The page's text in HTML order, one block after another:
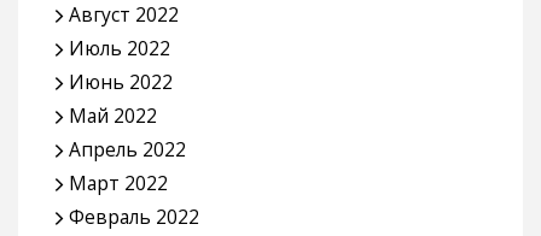
Август 2022
Июль 2022
Июнь 2022
Май 2022
Апрель 2022
Март 2022
Февраль 2022